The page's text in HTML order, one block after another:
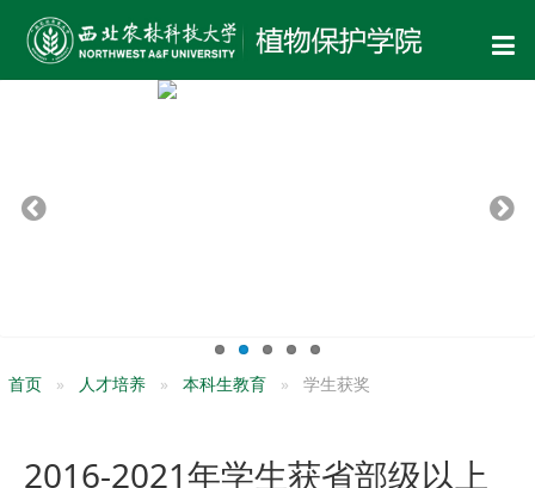
首页 人才培养 本科生教育 学生获奖
2016-2021年学生获省部级以上